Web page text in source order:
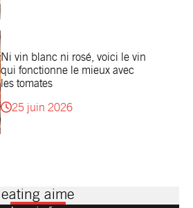
Ni vin blanc ni rosé, voici le vin
qui fonctionne le mieux avec
les tomates
25 juin 2026
eating aime